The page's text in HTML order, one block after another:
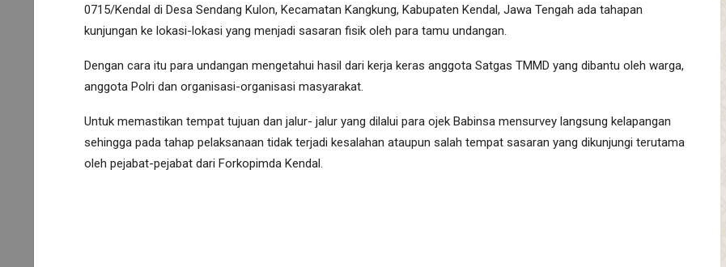
0715/Kendal di Desa Sendang Kulon, Kecamatan Kangkung, Kabupaten Kendal, Jawa Tengah ada tahapan
kunjungan ke lokasi-lokasi yang menjadi sasaran fisik oleh para tamu undangan.
Dengan cara itu para undangan mengetahui hasil dari kerja keras anggota Satgas TMMD yang dibantu oleh warga,
anggota Polri dan organisasi-organisasi masyarakat.
Untuk memastikan tempat tujuan dan jalur- jalur yang dilalui para ojek Babinsa mensurvey langsung kelapangan
sehingga pada tahap pelaksanaan tidak terjadi kesalahan ataupun salah tempat sasaran yang dikunjungi terutama
oleh pejabat-pejabat dari Forkopimda Kendal.